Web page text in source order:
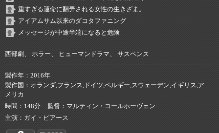
重すぎる運命に翻弄される女性の生きざま。
アイアムサム以来のダコタファニング
メッセージが中途半端になると危険
西部劇、 ホラー、 ヒューマンドラマ、 サスペンス
製作年
2016年
製作国
オランダ,フランス,ドイツ,ベルギー,スウェーデン,イギリス,ア
メリカ
時間
148分 監督
マルティン・コールホーヴェン
主演
ガイ・ピアース